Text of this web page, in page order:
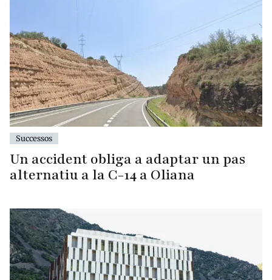
Successos
Un accident obliga a adaptar un pas
alternatiu a la C-14 a Oliana